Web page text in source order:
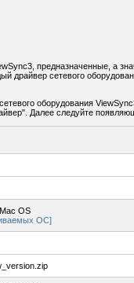
предназначенные, а
драйвер сетевого
оборудования
Далее следуйте
OS
ОС]